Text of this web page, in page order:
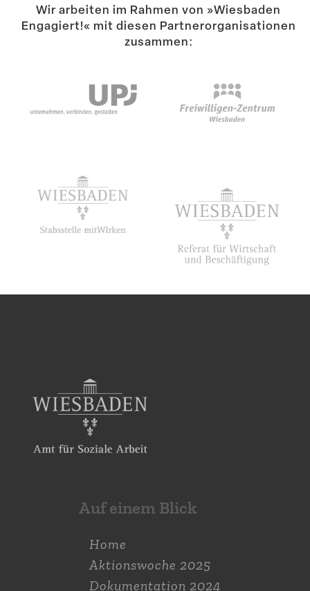
Wir arbeiten im Rahmen von »Wiesbaden
Engagiert!« mit diesen Partner­or­ga­ni­sa­tionen
zusammen:
Auf einem Blick
Home
Aktions­woche 2025
Dokumen­tation 2024